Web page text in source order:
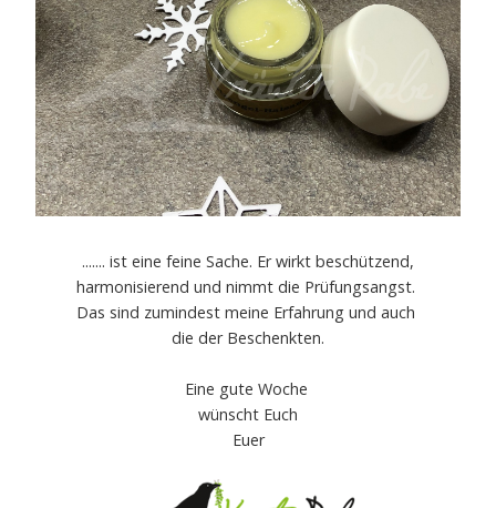
....... ist eine feine Sache. Er wirkt beschützend,
harmonisierend und nimmt die Prüfungsangst.
Das sind zumindest meine Erfahrung und auch
die der Beschenkten.
Eine gute Woche
wünscht Euch
Euer